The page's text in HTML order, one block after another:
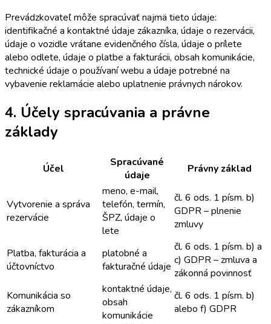
Prevádzkovateľ môže spracúvať najmä tieto údaje:
identifikačné a kontaktné údaje zákazníka, údaje o rezervácii,
údaje o vozidle vrátane evidenčného čísla, údaje o prílete
alebo odlete, údaje o platbe a fakturácii, obsah komunikácie,
technické údaje o používaní webu a údaje potrebné na
vybavenie reklamácie alebo uplatnenie právnych nárokov.
4. Účely spracúvania a právne
základy
Účel
Spracúvané
údaje
Právny základ
Vytvorenie a správa
rezervácie
meno, e-mail,
telefón, termín,
ŠPZ, údaje o
lete
čl. 6 ods. 1 písm. b)
GDPR – plnenie
zmluvy
Platba, fakturácia a
účtovníctvo
platobné a
fakturačné údaje
čl. 6 ods. 1 písm. b) a
c) GDPR – zmluva a
zákonná povinnosť
Komunikácia so
zákazníkom
kontaktné údaje,
obsah
komunikácie
čl. 6 ods. 1 písm. b)
alebo f) GDPR